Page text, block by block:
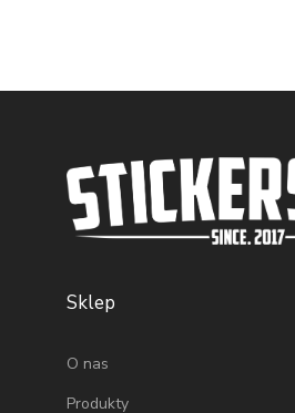
Sklep
O nas
Produkty